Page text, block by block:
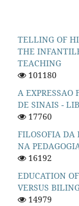
TELLING OF
THE
TEACHING
101180
A
DE SINAIS -
17760
FILOSOFIA DA
NA
16192
EDUCATION
VERSUS
14979